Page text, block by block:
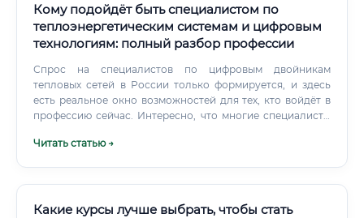
Кому подойдёт быть специалистом по
теплоэнергетическим системам и цифровым
технологиям: полный разбор профессии
Спрос на специалистов по цифровым двойникам
тепловых сетей в России только формируется, и здесь
есть реальное окно возможностей для тех, кто войдёт в
профессию сейчас. Интересно, что многие специалисты
Читать статью →
Какие курсы лучше выбрать, чтобы стать